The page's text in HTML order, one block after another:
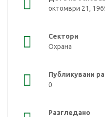
октомври 21,
Сектори
Охрана
Публикувани
0
Разгледано